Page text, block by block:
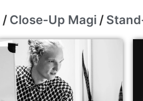
/ Close-Up Magi /